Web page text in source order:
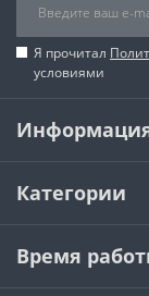
Я прочитал
условиями
Категории
Время